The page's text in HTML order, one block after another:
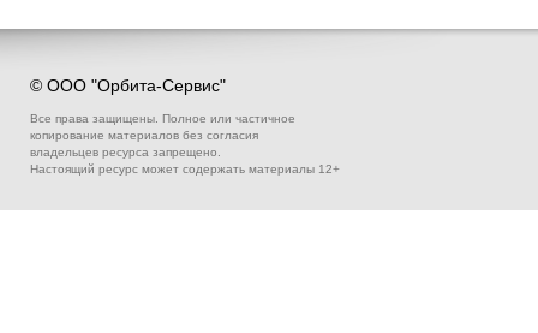
© ООО "Орбита-Сервис"
Все права защищены. Полное или частичное
копирование материалов без согласия
владельцев ресурса запрещено.
Настоящий ресурс может содержать материалы 12+